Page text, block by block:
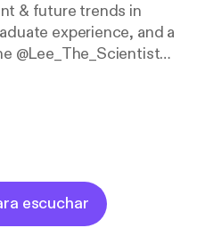
& future trends in
experience, and a
@Lee_The_Scientist
with a song from my
escuchar